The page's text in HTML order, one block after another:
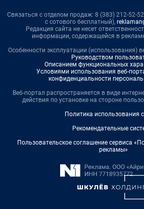
Связаться с отделом продаж: 8 (383) 212-52-
с сотового бесплатный),
Редакция сайта не несет
информации, содержащейся в
Особенности эксплуатации (использования)
Руководством
Описанием функциональных
Условиями использования веб-
конфиденциальности
Веб-портал распространяется в виде
действия по установке на стороне
Политика использования
Рекомендательные
Пользовательское соглашение сервиса
рекламы»